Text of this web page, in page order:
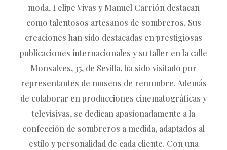
moda, Felipe Vivas y Manuel Carrión destacan
como talentosos artesanos de sombreros. Sus
creaciones han sido destacadas en prestigiosas
publicaciones internacionales y su taller en la calle
Monsalves, 35, de Sevilla, ha sido visitado por
representantes de museos de renombre. Además
de colaborar en producciones cinematográficas y
televisivas, se dedican apasionadamente a la
confección de sombreros a medida, adaptados al
estilo y personalidad de cada cliente. Con una